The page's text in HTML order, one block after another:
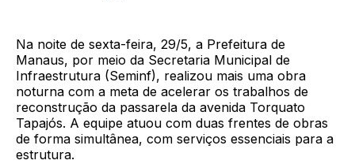
Na noite de sexta-feira, 29/5, a Prefeitura de
Manaus, por meio da Secretaria Municipal de
Infraestrutura (Seminf), realizou mais uma obra
noturna com a meta de acelerar os trabalhos de
reconstrução da passarela da avenida Torquato
Tapajós. A equipe atuou com duas frentes de obras
de forma simultânea, com serviços essenciais para a
estrutura.